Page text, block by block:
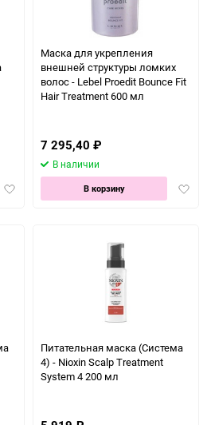
Добавить
Маска для укрепления
внешней структуры ломких
волос - Lebel Proedit Bounce Fit
Hair Treatment 600 мл
7 295,40 ₽
В наличии
В корзину
Питательная маска (Система
4) - Nioxin Scalp Treatment
System 4 200 мл